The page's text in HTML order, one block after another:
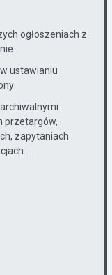
ogłoszeniach z
ustawianiu
przetargów,
zapytaniach